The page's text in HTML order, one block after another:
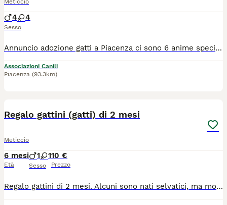
Meticcio
4 4
Sesso
Annuncio adozione gatti a Piacenza ci sono 6 anime speciali che aspettano una casa. Ognuno di loro merita amore, sicurezza e una nuova possibilità. Tre adulti di 7 anni Un tigrato curioso e affettuoso Una bianca e nera dolcissima Una tigrata vivace e coccolona Ognuno adottabile singolarmente. Tre cuccioli di 2 mesi Una femminuccia e due maschietti: energia pura, occhi grandi e tanta voglia di crescere amati. Se vuoi dare una possibilità a uno di loro, o conoscerli di persona, contattami. La loro nuova vita potrebbe cominciare grazie a te.
Associazioni Canili
Piacenza (93.3km)
Regalo gattini (gatti) di 2 mesi
Meticcio
6 mesi
Età
1 1
Sesso
10 €
Prezzo
Regalo gattini di 2 mesi. Alcuni sono nati selvatici, ma molto docili. Altri sono nati in casa. Sono nati di vari colori. Preferisco essere contattato con messaggio su WhatsApp perché non leggo spesso la chat dell'applicazione. Poi lavorando non posso stare troppo tempo in chiamata. Zona Cascina (PI) Dario 340/9327322